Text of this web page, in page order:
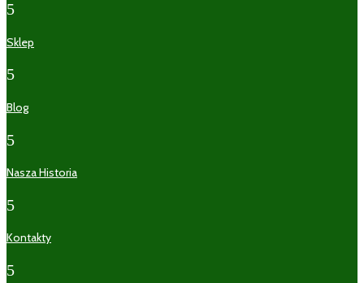
5
Sklep
5
Blog
5
Nasza Historia
5
Kontakty
5